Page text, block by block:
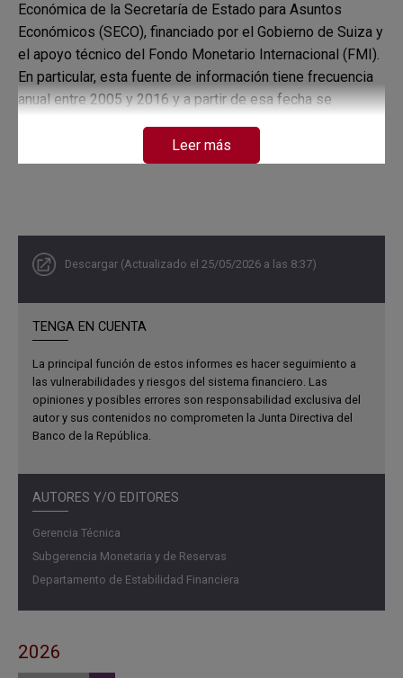
Descargar (Actualizado el 25/05/2026 a las 8:37)
TENGA EN CUENTA
La principal función de estos informes es hacer seguimiento a
las vulnerabilidades y riesgos del sistema financiero. Las
opiniones y posibles errores son responsabilidad exclusiva del
autor y sus contenidos no comprometen la Junta Directiva del
Banco de la República.
AUTORES Y/O EDITORES
Gerencia Técnica
Subgerencia Monetaria y de Reservas
Departamento de Estabilidad Financiera
Económica de la Secretaría de Estado para Asuntos
Económicos (SECO), financiado por el Gobierno de Suiza y
el apoyo técnico del Fondo Monetario Internacional (FMI).
En particular, esta fuente de información tiene frecuencia
anual entre 2005 y 2016 y a partir de esa fecha se
Leer más
2026